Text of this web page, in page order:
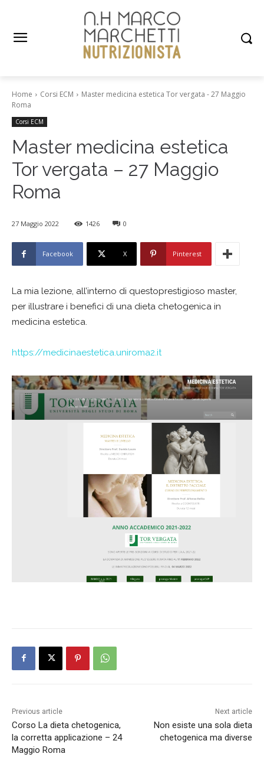
Home Corsi ECM
Master medicina estetica Tor vergata - 27 Maggio
Roma
Corsi ECM
Master medicina estetica
Tor vergata – 27 Maggio
Roma
27 Maggio 2022 1426 0
Facebook X Pinterest
La mia lezione, all’interno di questoprestigioso master,
per illustrare i benefici di una dieta chetogenica in
medicina estetica.
https://medicinaestetica.uniroma2.it
Previous article
Corso La dieta chetogenica,
la corretta applicazione – 24
Maggio Roma
Next article
Non esiste una sola dieta
chetogenica ma diverse